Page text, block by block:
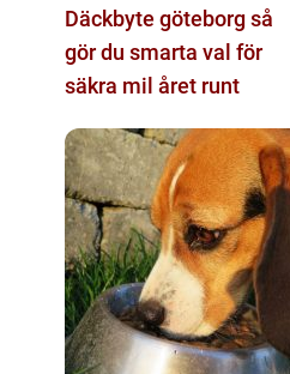
Däckbyte göteborg så
gör du smarta val för
säkra mil året runt